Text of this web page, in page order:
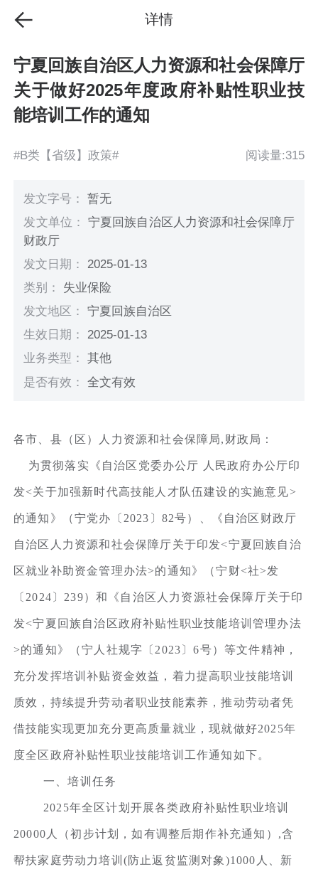
详情
宁夏回族自治区人力资源和社会保障厅
关于做好2025年度政府补贴性职业技
能培训工作的通知
#B类【省级】政策# 阅读量:315
发文字号：暂无
发文单位：宁夏回族自治区人力资源和社会保障厅
财政厅
发文日期： 2025-01-13
类别： 失业保险
发文地区：宁夏回族自治区
生效日期： 2025-01-13
业务类型：其他
是否有效：全文有效
各市、县（区）人力资源和社会保障局,财政局：
为贯彻落实《自治区党委办公厅 人民政府办公厅印
发<关于加强新时代高技能人才队伍建设的实施意见>
的通知》（宁党办〔2023〕82号）、《自治区财政厅
自治区人力资源和社会保障厅关于印发<宁夏回族自治
区就业补助资金管理办法>的通知》（宁财<社>发
〔2024〕239）和《自治区人力资源社会保障厅关于印
发<宁夏回族自治区政府补贴性职业技能培训管理办法
>的通知》（宁人社规字〔2023〕6号）等文件精神，
充分发挥培训补贴资金效益，着力提高职业技能培训
质效，持续提升劳动者职业技能素养，推动劳动者凭
借技能实现更加充分更高质量就业，现就做好2025年
度全区政府补贴性职业技能培训工作通知如下。
一、培训任务
2025年全区计划开展各类政府补贴性职业培训
20000人（初步计划，如有调整后期作补充通知）,含
帮扶家庭劳动力培训(防止返贫监测对象)1000人、新